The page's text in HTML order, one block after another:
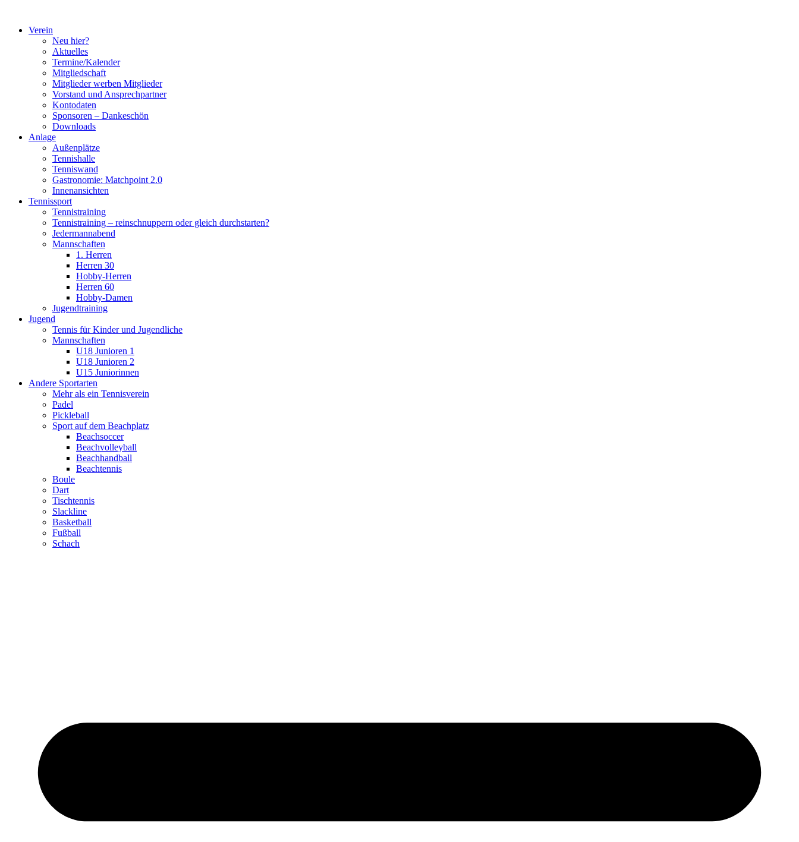
springenVerein
Neu hier?
Aktuelles
Termine/Kalender
Mitgliedschaft
Mitglieder werben Mitglieder
Vorstand und Ansprechpartner
Kontodaten
Sponsoren – Dankeschön
Downloads
Anlage
Außenplätze
Tennishalle
Tenniswand
Gastronomie: Matchpoint 2.0
Innenansichten
Tennissport
Tennistraining
Tennistraining – reinschnuppern oder gleich durchstarten?
Jedermannabend
Mannschaften
1. Herren
Herren 30
Hobby-Herren
Herren 60
Hobby-Damen
Jugendtraining
Jugend
Tennis für Kinder und Jugendliche
Mannschaften
U18 Junioren 1
U18 Junioren 2
U15 Juniorinnen
Andere Sportarten
Mehr als ein Tennisverein
Padel
Pickleball
Sport auf dem Beachplatz
Beachsoccer
Beachvolleyball
Beachhandball
Beachtennis
Boule
Dart
Tischtennis
Slackline
Basketball
Fußball
Schach